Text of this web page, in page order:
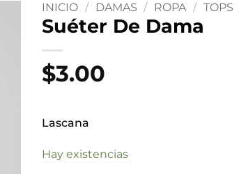
INICIO / DAMAS / ROPA / TOPS
Suéter De Dama
$3.00
Lascana
Hay existencias